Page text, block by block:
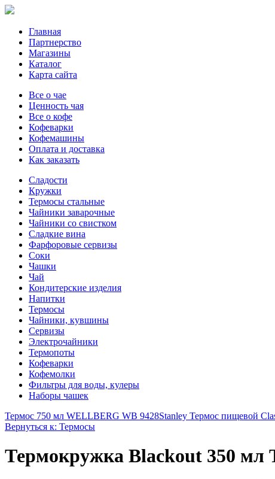
Главная
Партнерство
Магазины
Каталог
Карта сайта
Все о чае
Ценность чая
Все о кофе
Кофеварки
Кофемашины
Оплата и доставка
Как заказать
Сладости
Кружки
Термосы стальные
Чайники заварочные
Чайники со свистком
Сладкие вина
Фарфоровые сервизы
Соки
Чашки
Чай
Кондитерские изделия
Напитки
Термосы
Чайники, кувшины
Сервизы
Электрочайники
Термопоты
Кофеварки
Кофемолки
Фильтры для воды, кулеры
Наборы чашек
Термос 750 мл WELLBERG WB 9428Stanley Термос пищевой
Вернуться к: Термосы
Термокружка Blackout 350 мл